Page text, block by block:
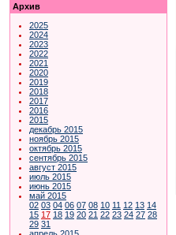
Архив
2025
2024
2023
2022
2021
2020
2019
2018
2017
2016
2015
декабрь 2015
ноябрь 2015
октябрь 2015
сентябрь 2015
август 2015
июль 2015
июнь 2015
май 2015
02 03 04 06 07 08 10 11 12 13 14
15 17 18 19 20 21 22 23 24 27 28
29 31